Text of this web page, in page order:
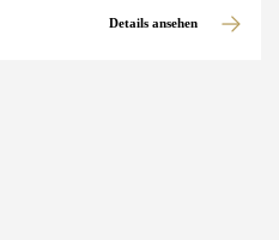
Details ansehen